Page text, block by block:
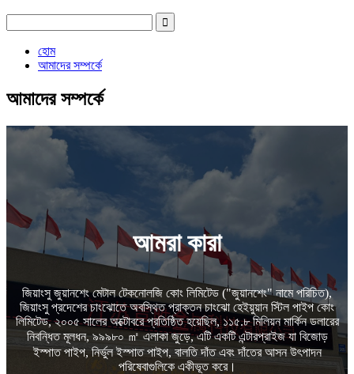
হোম
আমাদের সম্পর্কে
আমাদের সম্পর্কে
আমরা কারা
জিয়াংসু জুয়ানশেং মেটাল টেকনোলজি কোং লিমিটেড ("জুয়ানশেং" নামে পরিচিত),
জিয়াংসু প্রদেশের চাংঝোতে অবস্থিত প্রাক্তন চাংঝো হেইয়ুয়ান স্টিল পাইপ কোং
লিমিটেড, ২০০৫ সালের অক্টোবরে প্রতিষ্ঠিত হয়েছিল, ১১৫.৮ মিলিয়ন মার্কিন ডলারের
নিবন্ধিত মূলধন, ৯৯৯৮০ ㎡ এলাকা জুড়ে, এটি একটি এন্টারপ্রাইজ যা বিজোড়
ইস্পাত পাইপ, নির্ভুল ইস্পাত পাইপ, বালতি দাঁত এবং দাঁতের আসন উৎপাদন
পরিষেবাগুলিকে একীভূত করে।